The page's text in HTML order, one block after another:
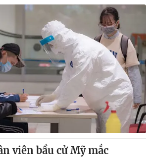
viên bầu cử Mỹ mắc